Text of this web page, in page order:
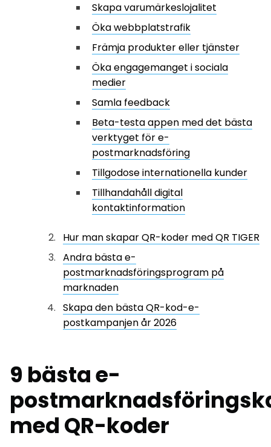
Skapa varumärkeslojalitet
Öka webbplatstrafik
Främja produkter eller tjänster
Öka engagemanget i sociala
medier
Samla feedback
Beta-testa appen med det bästa
verktyget för e-
postmarknadsföring
Tillgodose internationella kunder
Tillhandahåll digital
kontaktinformation
Hur man skapar QR-koder med QR TIGER
Andra bästa e-
postmarknadsföringsprogram på
marknaden
Skapa den bästa QR-kod-e-
postkampanjen år 2026
9 bästa e-
med QR-koder